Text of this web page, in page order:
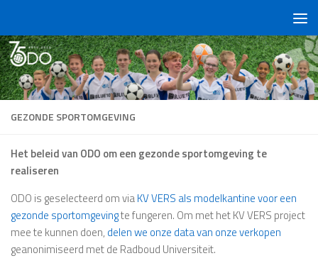
GEZONDE SPORTOMGEVING
Het beleid van ODO om een gezonde sportomgeving te
realiseren
ODO is geselecteerd om viaKV VERS als modelkantine voor een
gezonde sportomgevingte fungeren. Om met het KV VERS project
mee te kunnen doen, delen we onze data van onze verkopen
geanonimiseerd met de Radboud Universiteit.